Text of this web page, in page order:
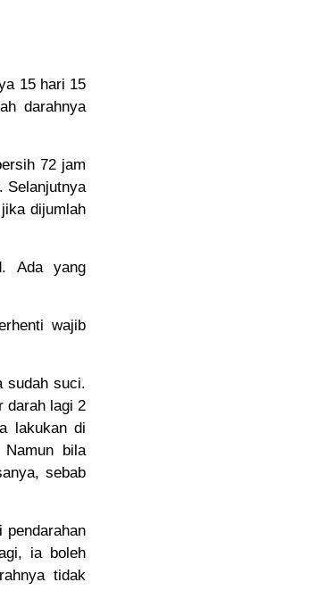
15 hari 15
darahnya
72 jam
Selanjutnya
dijumlah
Ada yang
wajib
sudah suci.
darah lagi 2
lakukan di
bila
sebab
ia boleh
tidak